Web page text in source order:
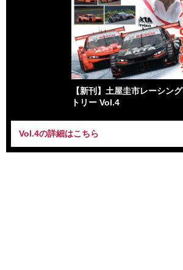
【新刊】土屋圭市レーシン
トリー Vol.4
Vol.4の詳細はこちら